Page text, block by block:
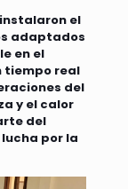
el
adaptados
en el
tiempo real
del
y el calor
del
por la